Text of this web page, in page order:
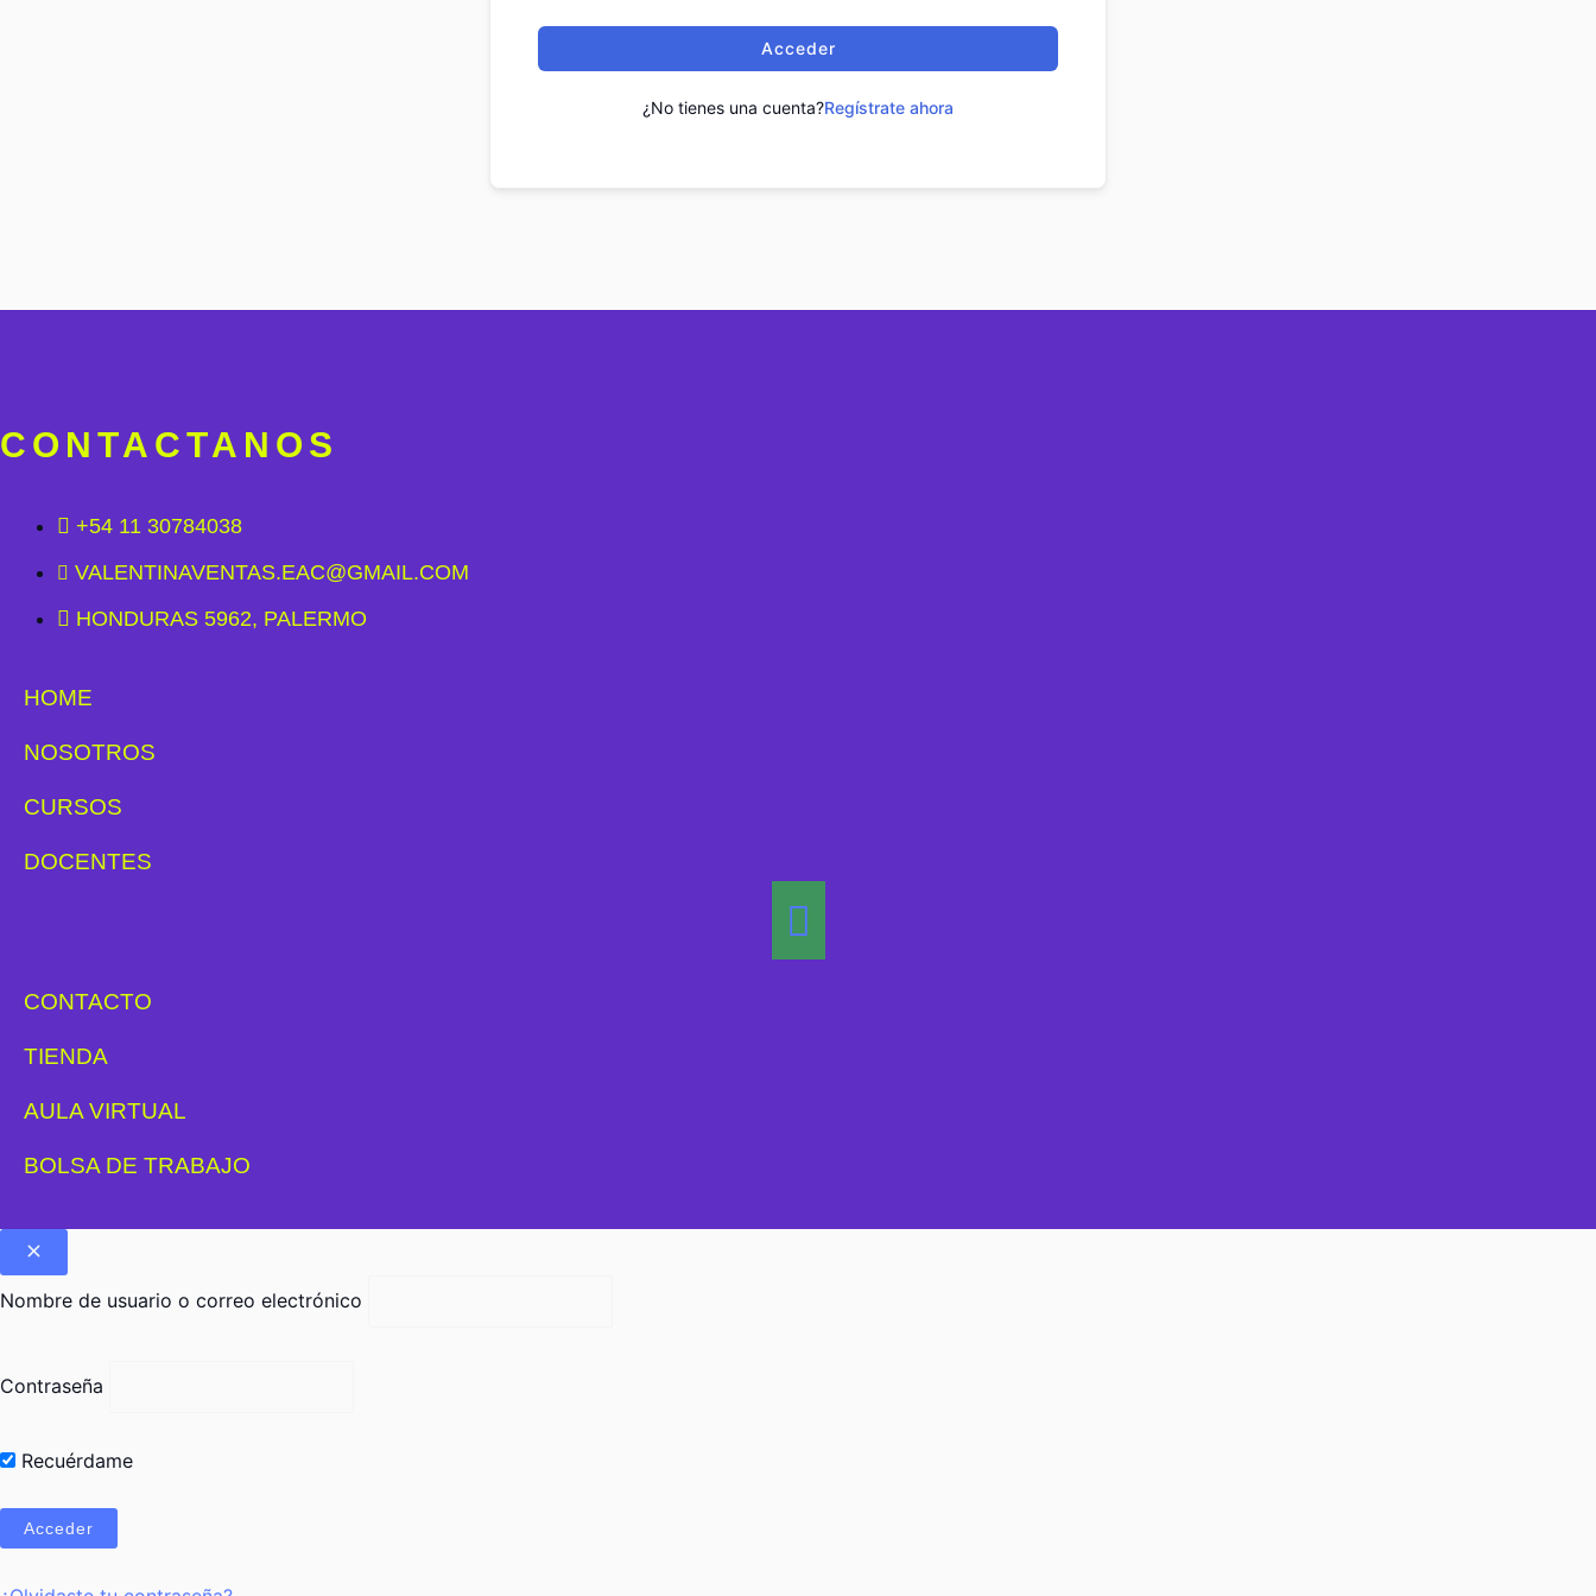
Acceder
¿No tienes una cuenta?Regístrate ahora
CONTACTANOS
+54 11 30784038
VALENTINAVENTAS.EAC@GMAIL.COM
HONDURAS 5962, PALERMO
HOME
NOSOTROS
CURSOS
DOCENTES
CONTACTO
TIENDA
AULA VIRTUAL
BOLSA DE TRABAJO
Nombre de usuario o correo electrónico
Contraseña
Recuérdame